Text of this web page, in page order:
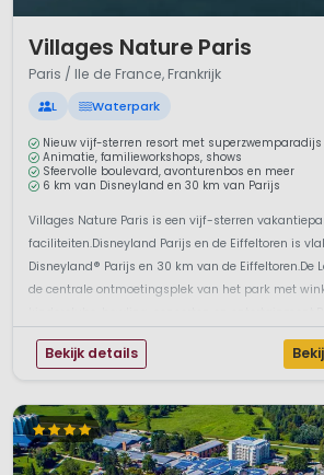
Villages Nature Paris
Paris / Ile de France, Frankrijk
L Waterpark
Nieuw vijf-sterren resort met superzwemparadijs
Animatie, familieworkshops, shows
Sfeervolle boulevard, avonturenbos en meer
6 km van Disneyland en 30 km van Parijs
Villages Nature Paris is een vijf-sterren
faciliteiten.Disneyland Parijs en de Eiffeltoren is
Disneyland® Parijs en 30 km van de Eiffeltoren.De
de centrale ontmoetingsplek van het park met
Bekijk details